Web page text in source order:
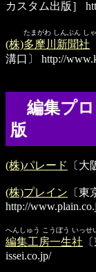
カスタム出版］
たまがわ しんぶん しゃ
(株)多摩川新聞社
溝口〕
http://
編集プロ
版
(株)パレード 〔大
(株)プレイン 〔
http://
へんしゅう こうぼう いっせ
編集工房一生社
issei.co.jp/